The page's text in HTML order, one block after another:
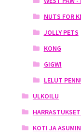
NUTS FOR
JOLLY PETS
KONG
GIGWI
LELUT
ULKOILU
KOTI JA